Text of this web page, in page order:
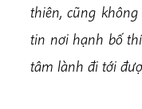
thiên, cũng
tin nơi hạnh bố
tâm lành đi tới